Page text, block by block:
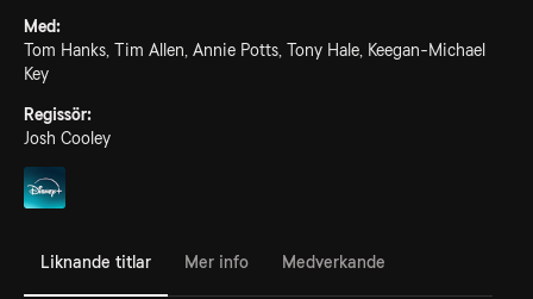
Med:
Tom Hanks, Tim Allen, Annie Potts, Tony Hale, Keegan-Michael
Key
Regissör:
Josh Cooley
Liknande titlar Mer info Medverkande